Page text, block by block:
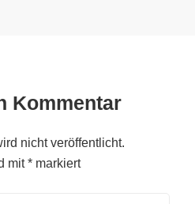
Kommentar
nicht veröffentlicht.
mit* markiert